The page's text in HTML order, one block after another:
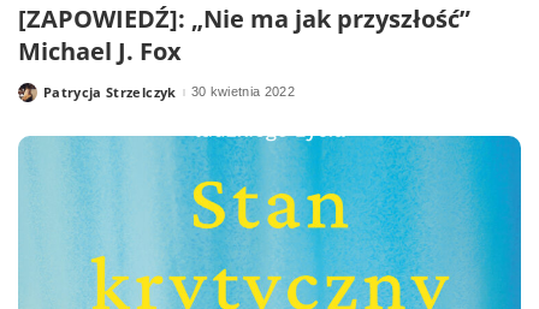
[ZAPOWIEDŹ]: „Nie ma jak przyszłość”
Michael J. Fox
PostedPatrycja Strzelczyk 30 kwietnia 2022